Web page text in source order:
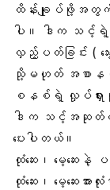
ထိန်းချုပ်ဖို့အတွက်
ပါ။ ဒါက သင့်ရဲ့
လှည့်ပတ်ခြင်း ( သွေး
သို့မဟုတ် အစာနင်ခြ
စနစ်ရဲ့ လှုပ်ရှား
ဒါက သင့်အဆုတ်ထဲကို
ပေးပါတယ်။
ထုံဆေး၊ မေ့ဆေးနဲ့
ထုံဆေး၊ မေ့ဆေးအ